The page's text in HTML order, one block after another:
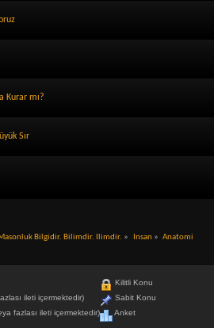
Kurar mı?
Sır
Bilgidir. Bilimdir. Ilimdir. » Insan» Anatomi
ileti içermektedir)
fazlası ileti içermektedir)
Kilitli Konu
Sabit Konu
Anket